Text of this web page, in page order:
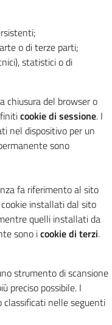
o di terze parti;
statistici o di
chiusura del browser o
cookie di sessione. I
nel dispositivo per un
sono
fa riferimento al sito
installati dal sito
quelli installati da
sono icookie di terzi.
strumento di scansione
preciso possibile. I
classificati nelle seguenti